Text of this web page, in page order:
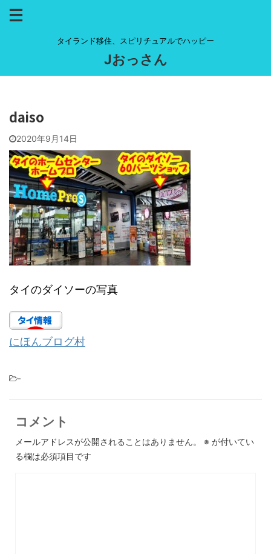
タイランド移住、スピリチュアルでハッピー
Jおっさん
daiso
2020年9月14日
タイのダイソーの写真
にほんブログ村
-
コメント
メールアドレスが公開されることはありません。 ※ が付いてい
る欄は必須項目です